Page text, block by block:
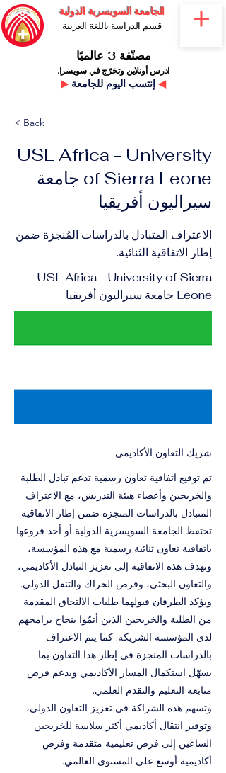
الجامعة السويسرية الدولية
قسم الدراسة باللغة العربية
مصنّفة 3 عالميًا
ادرس أونلاين وتخرّج في سويسرا.
▶ ◀
< Back
USL Africa - University
of Sierra Leone جامعة
سيراليون أفريقيا
الاعتراف المتبادل بالدراسات المُنجزة ضمن
إطار الاتفاقية الثنائية.
USL Africa - University of Sierra
Leone جامعة سيراليون أفريقيا
شريك التعاون الأكاديمي
تم توقيع اتفاقية تعاون رسمية تدعم تبادل الطلبة
والخريجين وأعضاء هيئة التدريس، مع الاعتراف
المتبادل بالدراسات المنجزة ضمن إطار الاتفاقية.
تحتفظ الجامعة السويسرية الدولية أو أحد فروعها
باتفاقية تعاون ثنائية رسمية مع هذه المؤسسة،
وتهدف هذه الاتفاقية إلى تعزيز التبادل الأكاديمي،
والتعاون البحثي، وفرص الحراك والتنقل الدولي.
ويؤكد الطرفان قبولهما طلبات الالتحاق المقدمة
من الطلبة والخريجين الذين أتمّوا بنجاح برامجهم
لدى المؤسسة الشريكة. كما يتم الاعتراف
بالدراسات المنجزة في إطار هذا التعاون بما
يسهّل استكمال المسار الأكاديمي ويدعم فرص
متابعة التعليم والتقدم العلمي.
وتسهم هذه الشراكة في تعزيز التعاون الدولي،
وتوفير انتقال أكاديمي أكثر سلاسة للخريجين
الساعين إلى فرص تعليمية متقدمة وفرص
أكاديمية أوسع على المستوى العالمي.